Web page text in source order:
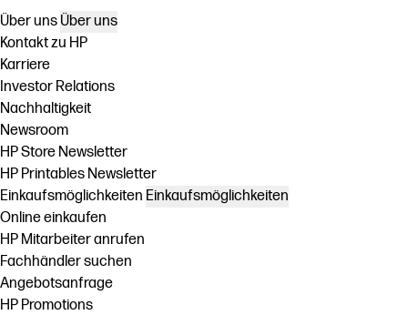
Über uns Über uns
Kontakt zu HP
Karriere
Investor Relations
Nachhaltigkeit
Newsroom
HP Store Newsletter
HP Printables Newsletter
Einkaufsmöglichkeiten Einkaufsmöglichkeiten
Online einkaufen
HP Mitarbeiter anrufen
Fachhändler suchen
Angebotsanfrage
HP Promotions